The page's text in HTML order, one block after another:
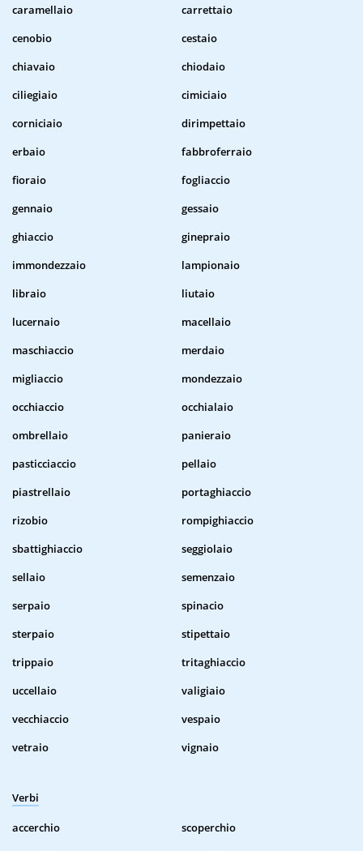
caramellaio
carrettaio
cenobio
cestaio
chiavaio
chiodaio
ciliegiaio
cimiciaio
corniciaio
dirimpettaio
erbaio
fabbroferraio
fioraio
fogliaccio
gennaio
gessaio
ghiaccio
ginepraio
immondezzaio
lampionaio
libraio
liutaio
lucernaio
macellaio
maschiaccio
merdaio
migliaccio
mondezzaio
occhiaccio
occhialaio
ombrellaio
panieraio
pasticciaccio
pellaio
piastrellaio
portaghiaccio
rizobio
rompighiaccio
sbattighiaccio
seggiolaio
sellaio
semenzaio
serpaio
spinacio
sterpaio
stipettaio
trippaio
tritaghiaccio
uccellaio
valigiaio
vecchiaccio
vespaio
vetraio
vignaio
Verbi
accerchio
scoperchio